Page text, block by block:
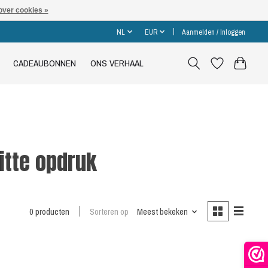
NL EUR Aanmelden / Inloggen
CADEAUBONNEN ONS VERHAAL
opdruk
0 producten Sorteren op Meest bekeken
cookies »